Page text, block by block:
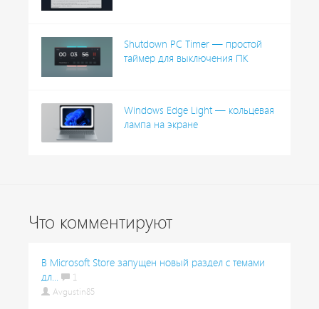
Shutdown PC Timer — простой
таймер для выключения ПК
Windows Edge Light — кольцевая
лампа на экране
Что комментируют
В Microsoft Store запущен новый раздел с темами
дл...
1
Avgustin85